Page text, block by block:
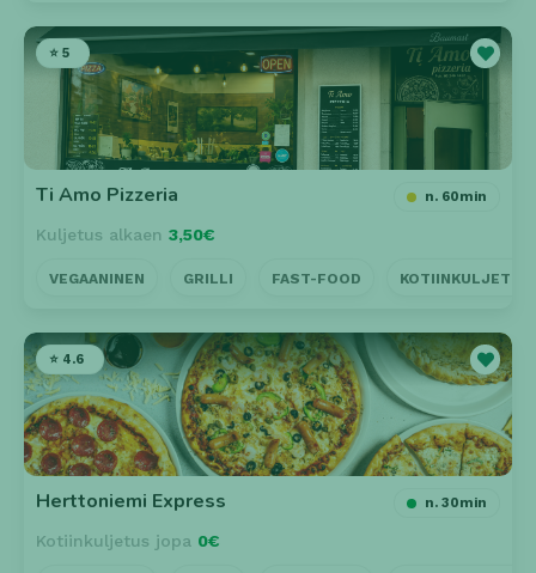
⭐ 5
Ti Amo Pizzeria n. 60min
Kuljetus alkaen 3,50€
VEGAANINEN GRILLI FAST-FOOD KOTIINKULJETUS
⭐ 4.6
Herttoniemi Express n. 30min
Kotiinkuljetus jopa 0€